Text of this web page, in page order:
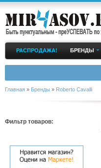
РАСПРОДАЖА! БРЕНДЫ
Главная » Бренды » Roberto Cavalli
Фильтр товаров: